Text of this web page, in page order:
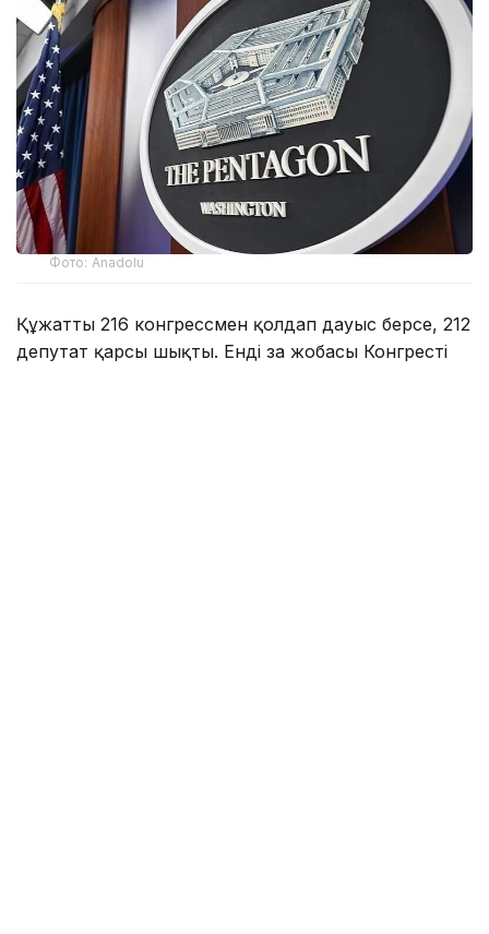
Фото: Anadolu
Құжатты 216 конгрессмен қолдап дауыс берсе, 212
депутат қарсы шықты. Енді заң жобасы Конгрестің